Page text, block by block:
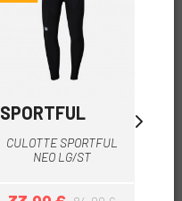
SPORTFUL
CULOTTE SPORTFUL
NEO LG/ST